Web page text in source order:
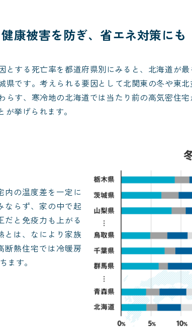
健康被害を防ぎ、省エネ対策にも
とする死亡率を都道府県別にみると、北海道が
県です。考えられる要因として北関東の冬や東
らす、寒冷地の北海道では当たり前の高気密住
挙げられます。
内の温度差を一定に
ならず、家の中で起
だと免疫力も上がる
とは、なにより家族
断熱住宅では冷暖房
ます。